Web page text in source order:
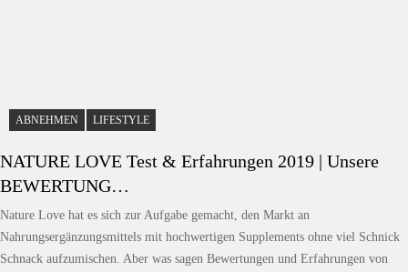
ABNEHMEN LIFESTYLE
NATURE LOVE Test & Erfahrungen 2019 | Unsere
BEWERTUNG…
Nature Love hat es sich zur Aufgabe gemacht, den Markt an
Nahrungsergänzungsmittels mit hochwertigen Supplements ohne viel Schnick
Schnack aufzumischen. Aber was sagen Bewertungen und Erfahrungen von